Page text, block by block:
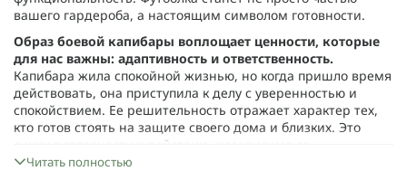
вашего гардероба, а настоящим символом готовности.
Образ боевой капибары воплощает ценности, которые
для нас важны: адаптивность и ответственность.
Капибара жила спокойной жизнью, но когда пришло время
действовать, она приступила к делу с уверенностью и
спокойствием. Ее решительность отражает характер тех,
кто готов стоять на защите своего дома и близких. Это
символ готовности к действию, независимо от
обстоятельств.
Читать полностью